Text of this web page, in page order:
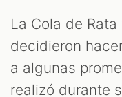
La Cola de
decidieron
a algunas
realizó durante